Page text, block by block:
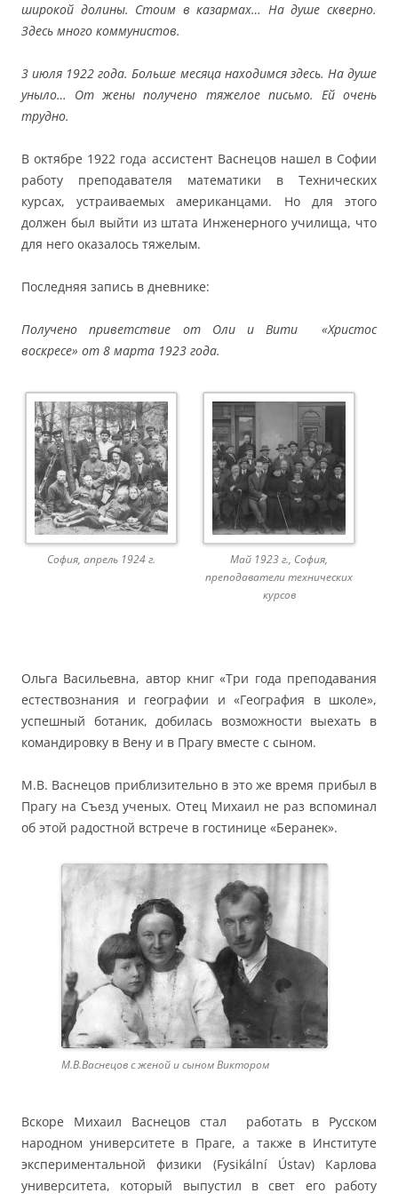
широкой долины. Стоим в казармах… На душе скверно.
Здесь много коммунистов.
3 июля 1922 года. Больше месяца находимся здесь. На душе
уныло… От жены получено тяжелое письмо. Ей очень
трудно.
В октябре 1922 года ассистент Васнецов нашел в Софии
работу преподавателя математики в Технических
курсах, устраиваемых американцами. Но для этого
должен был выйти из штата Инженерного училища, что
для него оказалось тяжелым.
Последняя запись в дневнике:
Получено приветствие от Оли и Вити «Христос
воскресе» от 8 марта 1923 года.
София, апрель 1924 г.
Май 1923 г., София,
преподаватели технических
курсов
Ольга Васильевна, автор книг «Три года преподавания
естествознания и географии и «География в школе»,
успешный ботаник, добилась возможности выехать в
командировку в Вену и в Прагу вместе с сыном.
М.В. Васнецов приблизительно в это же время прибыл в
Прагу на Съезд ученых. Отец Михаил не раз вспоминал
об этой радостной встрече в гостинице «Беранек».
М.В.Васнецов с женой и сыном Виктором
Вскоре Михаил Васнецов стал работать в Русском
народном университете в Праге, а также в Институте
экспериментальной физики (Fysikální Ústav) Карлова
университета, который выпустил в свет его работу